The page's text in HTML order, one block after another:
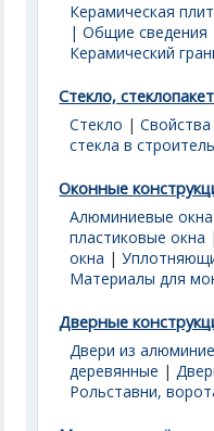
Керамическая
| Общие сведения
Керамический
Стекло,
Стекло |Свойства
стекла в
Оконные
Алюминиевые окна
пластиковые окна
окна |
Материалы для
Дверные
Двери из
деревянные |
Рольставни,